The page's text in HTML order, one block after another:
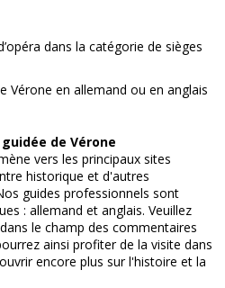
dans la catégorie de sièges
Vérone en allemand ou en anglais
de Vérone
vers les principaux sites
historique et d'autres
guides professionnels sont
: allemand et anglais. Veuillez
le champ des commentaires
ainsi profiter de la visite dans
encore plus sur l'histoire et la